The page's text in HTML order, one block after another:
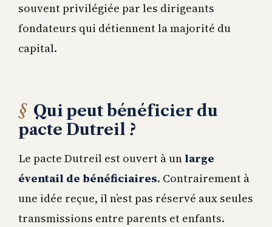
souvent privilégiée par les dirigeants
fondateurs qui détiennent la majorité du
capital.
Qui peut bénéficier du
pacte Dutreil ?
Le pacte Dutreil est ouvert à unlarge
éventail de bénéficiaires. Contrairement à
une idée reçue, il n’est pas réservé aux seules
transmissions entre parents et enfants.